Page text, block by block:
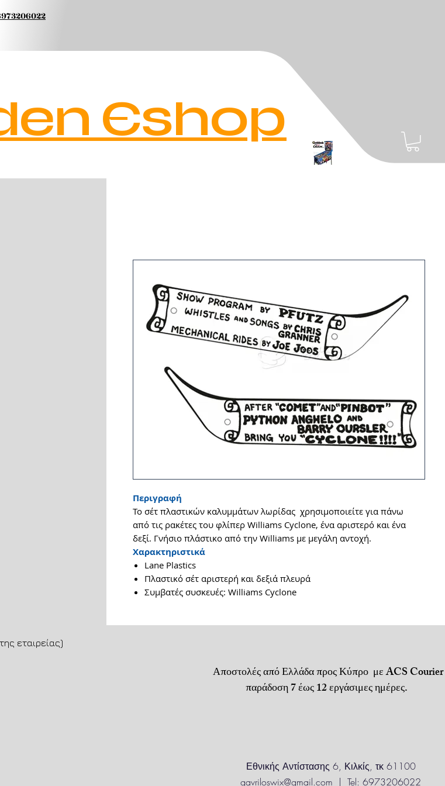
Eshop
Περιγραφή
Το σέτ πλαστικών καλυμμάτων λωρίδας χρησιμοποιείτε για πάνω
από τις ρακέτες του φλίπερ Williams Cyclone, ένα αριστερό και ένα
δεξί. Γνήσιο πλάστικο από την Williams με μεγάλη αντοχή.
Χαρακτηριστικά
Lane Plastics
Πλαστικό σέτ αριστερή και δεξιά πλευρά
Συμβατές συσκευές: Williams Cyclone
εταιρείας)
Αποστολές από Ελλάδα προς Κύπρο με ACS Courier
παράδοση 7 έως 12 εργάσιμες ημέρες.
Εθνικής Αντίστασης 6, Κιλκίς, τκ 61100
gavriloswix@gmail.com | Tel: 6973206022